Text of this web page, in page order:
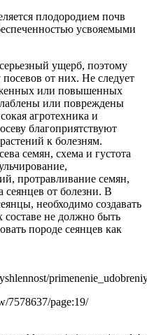
плодородием почв
усвояемыми
ущерб, поэтому
от них. Не следует
или повышенных
или повреждены
агротехника и
благоприятствуют
к болезням.
семян, схема и густота
протравливание семян,
сеянцев от болезни. В
необходимо создавать
не должно быть
породе сеянцев как
7578637/page:19/